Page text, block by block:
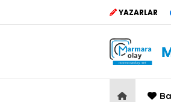
YAZARLAR